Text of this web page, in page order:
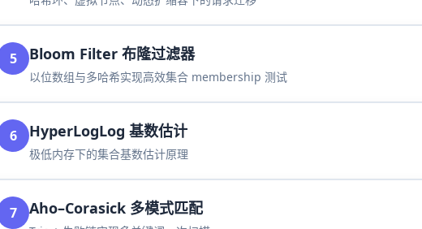
5 Bloom Filter 布隆过滤器
以位数组与多哈希实现高效集合 membership 测试
6 HyperLogLog 基数估计
极低内存下的集合基数估计原理
7 Aho–Corasick 多模式匹配